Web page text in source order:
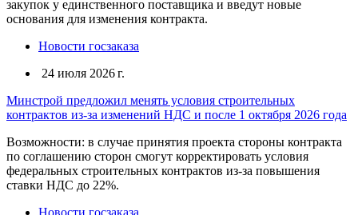
закупок у единственного поставщика и введут новые
основания для изменения контракта.
Новости госзаказа
24 июля 2026 г.
Минстрой предложил менять условия строительных
контрактов из-за изменений НДС и после 1 октября 2026 года
Возможности: в случае принятия проекта стороны контракта
по соглашению сторон смогут корректировать условия
федеральных строительных контрактов из-за повышения
ставки НДС до 22%.
Новости госзаказа